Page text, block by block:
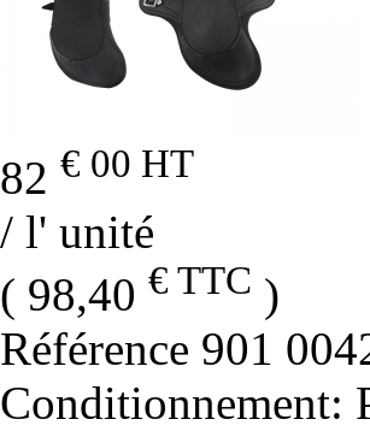
82 € 00 HT
/ l' unité
( 98,40 € TTC )
Référence 901
Conditionnement: